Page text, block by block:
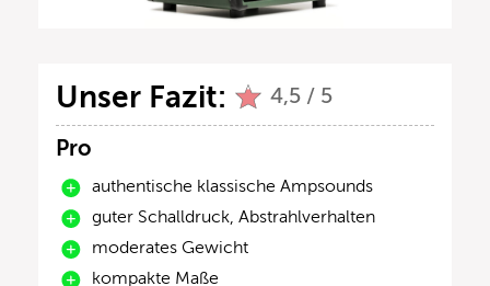
Unser Fazit: 4,5 / 5
Pro
authentische klassische Ampsounds
guter Schalldruck, Abstrahlverhalten
moderates Gewicht
kompakte Maße